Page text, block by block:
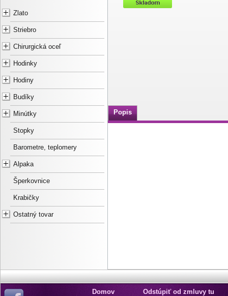
Zlato
Striebro
Chirurgická oceľ
Hodinky
Hodiny
Budíky
Minútky
Stopky
Barometre, teplomery
Alpaka
Šperkovnice
Krabičky
Ostatný tovar
Popis
Domov
Odstúpiť od zmluvy tu